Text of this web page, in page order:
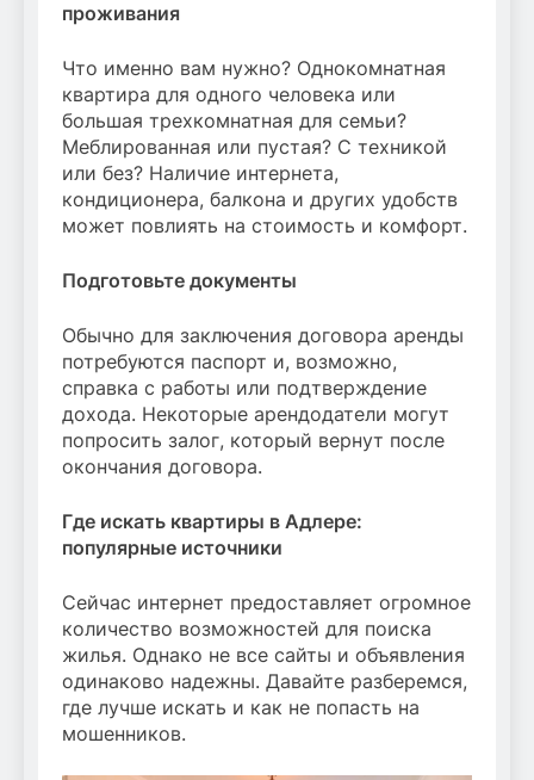
проживания
Что именно вам нужно? Однокомнатная
квартира для одного человека или
большая трехкомнатная для семьи?
Меблированная или пустая? С техникой
или без? Наличие интернета,
кондиционера, балкона и других удобств
может повлиять на стоимость и комфорт.
Подготовьте документы
Обычно для заключения договора аренды
потребуются паспорт и, возможно,
справка с работы или подтверждение
дохода. Некоторые арендодатели могут
попросить залог, который вернут после
окончания договора.
Где искать квартиры в Адлере:
популярные источники
Сейчас интернет предоставляет огромное
количество возможностей для поиска
жилья. Однако не все сайты и объявления
одинаково надежны. Давайте разберемся,
где лучше искать и как не попасть на
мошенников.